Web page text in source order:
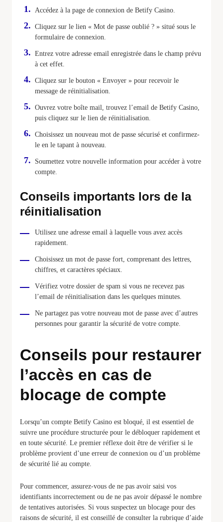
Accédez à la page de connexion de Betify Casino.
Cliquez sur le lien « Mot de passe oublié ? » situé sous le
formulaire de connexion.
Entrez votre adresse email enregistrée dans le champ prévu
à cet effet.
Cliquez sur le bouton « Envoyer » pour recevoir le
message de réinitialisation.
Ouvrez votre boîte mail, trouvez l’email de Betify Casino,
puis cliquez sur le lien de réinitialisation.
Choisissez un nouveau mot de passe sécurisé et confirmez-
le en le tapant à nouveau.
Soumettez votre nouvelle information pour accéder à votre
compte.
Conseils importants lors de la
réinitialisation
Utilisez une adresse email à laquelle vous avez accès
rapidement.
Choisissez un mot de passe fort, comprenant des lettres,
chiffres, et caractères spéciaux.
Vérifiez votre dossier de spam si vous ne recevez pas
l’email de réinitialisation dans les quelques minutes.
Ne partagez pas votre nouveau mot de passe avec d’autres
personnes pour garantir la sécurité de votre compte.
Conseils pour restaurer
l’accès en cas de
blocage de compte
Lorsqu’un compte Betify Casino est bloqué, il est essentiel de
suivre une procédure structurée pour le débloquer rapidement et
en toute sécurité. Le premier réflexe doit être de vérifier si le
problème provient d’une erreur de connexion ou d’un problème
de sécurité lié au compte.
Pour commencer, assurez-vous de ne pas avoir saisi vos
identifiants incorrectement ou de ne pas avoir dépassé le nombre
de tentatives autorisées. Si vous suspectez un blocage pour des
raisons de sécurité, il est conseillé de consulter la rubrique d’aide